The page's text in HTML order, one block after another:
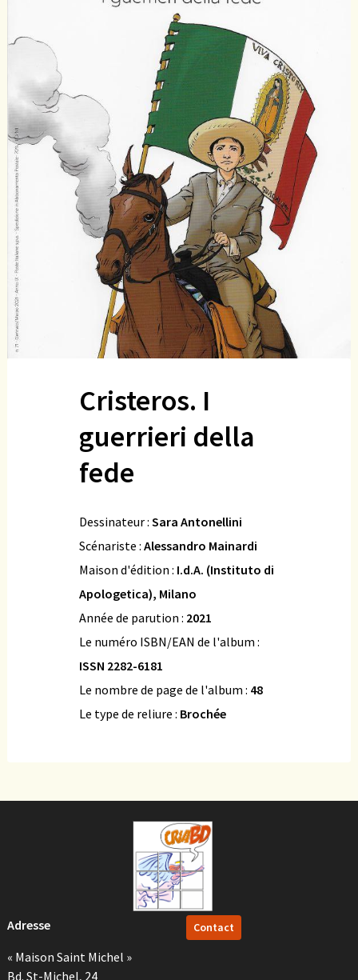
Cristeros. I
guerrieri della
fede
Dessinateur : Sara Antonellini
Scénariste : Alessandro Mainardi
Maison d'édition : I.d.A. (Instituto di
Apologetica), Milano
Année de parution : 2021
Le numéro ISBN/EAN de l'album :
ISSN 2282-6181
Le nombre de page de l'album : 48
Le type de reliure : Brochée
Adresse
« Maison Saint Michel »
Bd. St-Michel, 24
Contact